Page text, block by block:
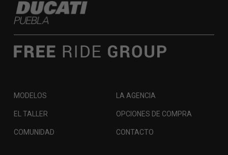
MODELOS LA AGENCIA
EL TALLER OPCIONES DE COMPRA
COMUNIDAD CONTACTO